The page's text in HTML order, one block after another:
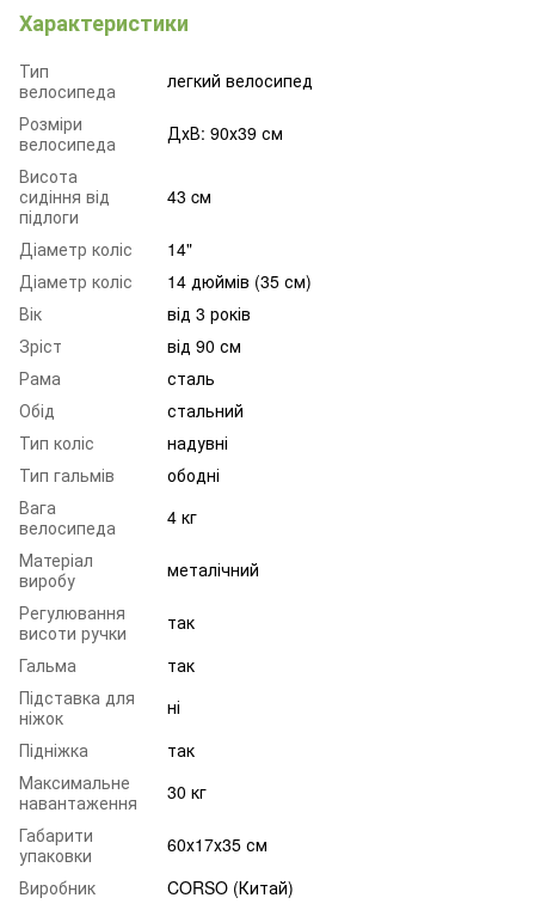
Характеристики
Тип
велосипеда
легкий велосипед
Розміри
велосипеда
ДхВ: 90х39 см
Висота
сидіння від
підлоги
43 cм
Діаметр коліс
14"
Діаметр коліс
14 дюймів (35 см)
Вік
від 3 років
Зріст
від 90 см
Рама
сталь
Обід
стальний
Тип коліс
надувні
Тип гальмів
ободні
Вага
велосипеда
4 кг
Матеріал
виробу
металічний
Регулювання
висоти ручки
так
Гальма
так
Підставка для
ніжок
ні
Підніжка
так
Максимальне
навантаження
30 кг
Габарити
упаковки
60х17х35 см
Виробник
CORSO (Китай)